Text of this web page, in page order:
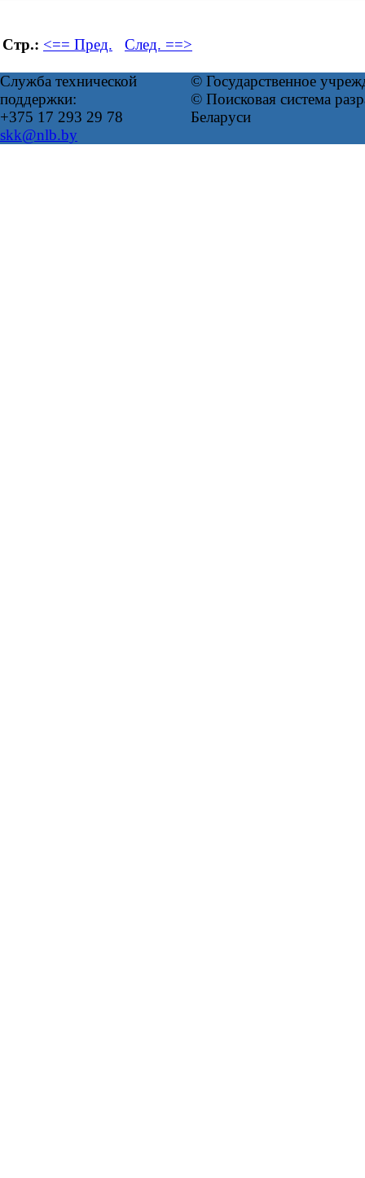
Стр.: <== Пред. След. ==>
Служба технической
поддержки:
+375 17 293 29 78
skk@nlb.by
© Государственное
© Поисковая система
Беларуси